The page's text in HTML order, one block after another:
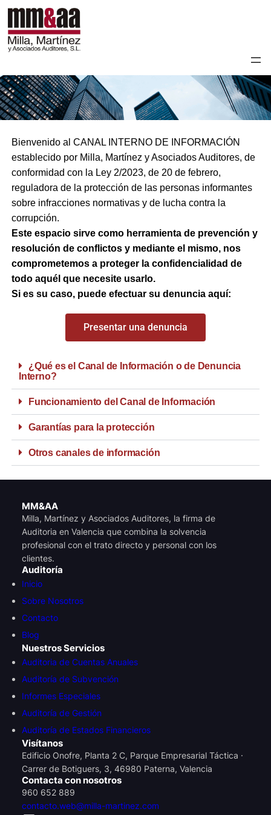
Bienvenido al CANAL INTERNO DE INFORMACIÓN
establecido por Milla, Martínez y Asociados Auditores, de
conformidad con la Ley 2/2023, de 20 de febrero,
reguladora de la protección de las personas informantes
sobre infracciones normativas y de lucha contra la
corrupción.
Este espacio sirve como herramienta de prevención y
resolución de conflictos y mediante el mismo, nos
comprometemos a proteger la confidencialidad de
todo aquél que necesite usarlo.
Si es su caso, puede efectuar su denuncia aquí:
Presentar una denuncia
¿Qué es el Canal de Información o de Denuncia
Interno?
Funcionamiento del Canal de Información
Garantías para la protección
Otros canales de información
MM&AA
Milla, Martínez y Asociados Auditores, la firma de
Auditoria en Valencia que combina la solvencia
profesional con el trato directo y personal con los
clientes.
Auditoría
Inicio
Sobre Nosotros
Contacto
Blog
Nuestros Servicios
Auditoria de Cuentas Anuales
Auditoría de Subvención
Informes Especiales
Auditoría de Gestión
Auditoría de Estados Financieros
Visítanos
Edificio Onofre, Planta 2 C, Parque Empresarial Táctica ·
Carrer de Botiguers, 3, 46980 Paterna, Valencia
Contacta con nosotros
960 652 889
contacto.web@milla-martinez.com